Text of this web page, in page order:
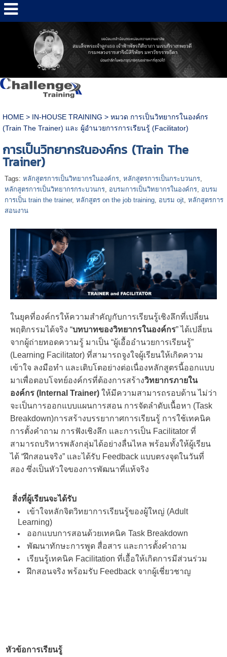
HOME> IN-HOUSE TRAINING > หมวด การเป็นวิทยากรในองค์กร
(Train The Trainer) และ ผู้อำนวยการการเรียนรู้ (Facilitator)
การเป็นวิทยากรในองค์กร (Train The
Trainer)
Tags: หลักสูตรการเป็นวิทยากรในองค์กร, หลักสูตรการเป็นกระบวนกร,
หลักสูตรการเป็นวิทยากรกระบวนกร, อบรมการเป็นวิทยากรในองค์กร, อบรม
การเป็น train the trainer, หลักสูตร on the job training, อบรม ojt, หลักสูตรการ
สอนงาน
ในยุคที่องค์กรให้ความสำคัญกับการเรียนรู้เชิงลึกที่เปลี่ยน
พฤติกรรมได้จริง “บทบาทของวิทยากรในองค์กร” ได้เปลี่ยน
จากผู้ถ่ายทอดความรู้ มาเป็น “ผู้เอื้ออำนวยการเรียนรู้”
(Learning Facilitator) ที่สามารถจูงใจผู้เรียนให้เกิดความ
เข้าใจ ลงมือทำ และเติบโตอย่างต่อเนื่องหลักสูตรนี้ออกแบบ
มาเพื่อตอบโจทย์องค์กรที่ต้องการสร้างวิทยากรภายใน
องค์กร (Internal Trainer) ให้มีความสามารถรอบด้าน ไม่ว่า
จะเป็นการออกแบบแผนการสอน การจัดลำดับเนื้อหา (Task
Breakdown)การสร้างบรรยากาศการเรียนรู้ การใช้เทคนิค
การตั้งคำถาม การฟังเชิงลึก และการเป็น Facilitator ที่
สามารถบริหารพลังกลุ่มได้อย่างลื่นไหล พร้อมทั้งให้ผู้เรียน
ได้ “ฝึกสอนจริง” และได้รับ Feedback แบบตรงจุดในวันที่
สอง ซึ่งเป็นหัวใจของการพัฒนาที่แท้จริง
สิ่งที่ผู้เรียนจะได้รับ
เข้าใจหลักจิตวิทยาการเรียนรู้ของผู้ใหญ่ (Adult
Learning)
ออกแบบการสอนด้วยเทคนิค Task Breakdown
พัฒนาทักษะการพูด สื่อสาร และการตั้งคำถาม
เรียนรู้เทคนิค Facilitation ที่เอื้อให้เกิดการมีส่วนร่วม
ฝึกสอนจริง พร้อมรับ Feedback จากผู้เชี่ยวชาญ
หัวข้อการเรียนรู้